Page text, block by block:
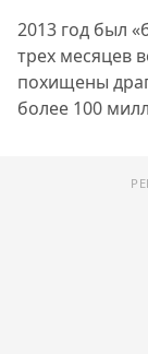
2013 год был
трех месяцев
похищены
более 100